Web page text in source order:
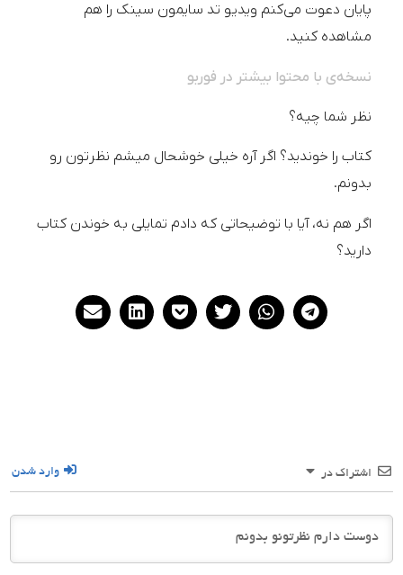
پایان دعوت می‌کنم ویدیو تد سایمون سینک را هم
مشاهده کنید.
نسخه‌ی با محتوا بیشتر در فوربو
نظر شما چیه؟
کتاب را خوندید؟ اگر آره خیلی خوشحال میشم نظرتون رو
بدونم.
اگر هم نه، آیا با توضیحاتی که دادم تمایلی به خوندن کتاب
دارید؟
اشتراک در وارد شدن